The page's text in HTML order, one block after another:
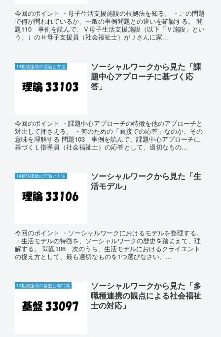
今回のポイント ・母子生活支援施設の根拠法を知る。 ・この問題
で何が問われているか、一般の事例問題との違いを確認する。 問
題110 事例を読んで、Ｖ母子生活支援施設（以下「Ｖ施設」とい
う。）のＨ母子支援員（社会福祉士）がＪさんに家...
14相談援助の理論と方法
ソーシャルワークから見た「課
題中心アプローチに基づく応
答」
今回のポイント ・課題中心アプローチの特徴を他のアプローチと
対比して押さえる。 ・何のための「面接での応答」なのか、その
意味を理解する 問題103 事例を読んで、課題中心アプローチに
基づくＬ指導員（社会福祉士）の応答として、適切なもの...
14相談援助の理論と方法
ソーシャルワークから見た「生
活モデル」
今回のポイント ・ソーシャルワークにおけるモデルを整理する。
・生活モデルの特徴を、ソーシャルワークの歴史を踏まえて、理
解する。 問題106 次のうち、生活モデルにおけるクライエント
の捉え方として、最も適切なものを1つ選びなさい。...
13相談援助の基盤と専門職
ソーシャルワークから見た「多
職種連携の観点による社会福祉
士の対応」